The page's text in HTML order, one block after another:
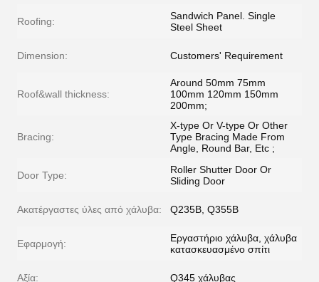
Roofing:
Sandwich Panel. Single
Steel Sheet
Dimension: Customers' Requirement
Roof&wall thickness:
Around 50mm 75mm
100mm 120mm 150mm
200mm;
Bracing:
X-type Or V-type Or Other
Type Bracing Made From
Angle, Round Bar, Etc ;
Door Type:
Roller Shutter Door Or
Sliding Door
Ακατέργαστες ύλες από χάλυβα: Q235B, Q355B
Εφαρμογή:
Εργαστήριο χάλυβα, χάλυβα
κατασκευασμένο σπίτι
Αξία: Q345 χάλυβας